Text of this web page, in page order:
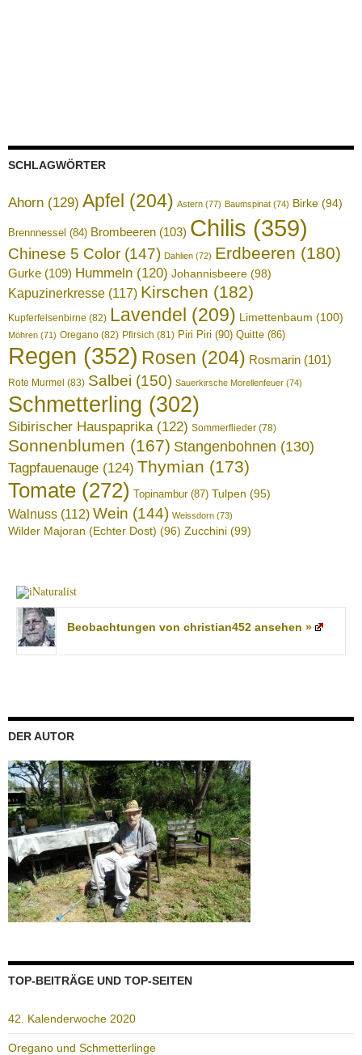
SCHLAGWÖRTER
Ahorn (129) Apfel (204) Astern (77) Baumspinat (74) Birke (94)
Brennnessel (84) Brombeeren (103) Chilis (359)
Chinese 5 Color (147) Dahlien (72) Erdbeeren (180)
Gurke (109) Hummeln (120) Johannisbeere (98)
Kapuzinerkresse (117) Kirschen (182)
Kupferfelsenbirne (82) Lavendel (209) Limettenbaum (100)
Möhren (71) Oregano (82) Pfirsich (81) Piri Piri (90) Quitte (86)
Regen (352) Rosen (204) Rosmarin (101)
Rote Murmel (83) Salbei (150) Sauerkirsche Morellenfeuer (74)
Schmetterling (302)
Sibirischer Hauspaprika(122) Sommerflieder (78)
Sonnenblumen (167) Stangenbohnen (130)
Tagpfauenauge (124) Thymian (173)
Tomate (272) Topinambur(87) Tulpen (95)
Walnuss (112) Wein (144) Weissdorn (73)
Wilder Majoran (Echter Dost) (96) Zucchini (99)
Beobachtungen von christian452 ansehen »
DER AUTOR
TOP-BEITRÄGE UND TOP-SEITEN
42. Kalenderwoche 2020
Oregano und Schmetterlinge